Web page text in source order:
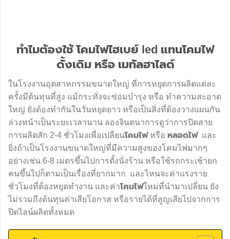
ทำไมต้องใช้ โคมไฟไฮเบย์ led แทนโคมไฟ
ดั้งเดิม หรือ เมทัลฮาไลด์
ในโรงงานอุตสาหกรรมขนาดใหญ่ ที่การหยุดการผลิตแต่ละ
ครั้งมีต้นทุนที่สูง แม้กระทั่งจะซ่อมบำรุง หรือ ทำความสะอาด
ใหญ่ ยังต้องทำกันในวันหยุดยาว หรือเป็นสิ่งที่ต้องวางแผนกัน
ล่วงหน้าเป็นระยะเวลานาน ลองจินตนาการดูว่าการปิดสาย
การผลิตสัก 2-4 ชั่วโมงเพื่อเปลี่ยนโคมไฟหรือ หลอดไฟและ
ยิ่งถ้าเป็นโรงงานขนาดใหญ่ที่มีความสูงของโคมไฟมากๆ
อย่างเช่น 6-8 เมตรขึ้นไปการตั้งนั่งร้าน หรือใช้รถกระเช้ายก
คนขึ้นไปก็ตามเป็นเรื่องที่ยากมาก และไหนจะค่าแรงราย
ชั่วโมงที่ต้องหยุดทำงาน และค่าโคมไฟใหม่ที่นำมาเปลี่ยน ยัง
ไม่รวมถึงต้นทุนค่าเสียโอกาส หรือรายได้ที่สูญเสียไปจากการ
ปิดไลน์ผลิตทั้งหมด